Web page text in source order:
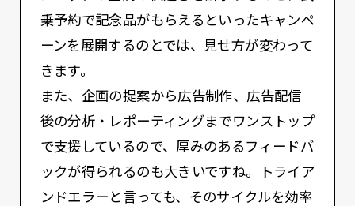
乗予約で記念品がもらえるといったキャンペ
ーンを展開するのとでは、見せ方が変わって
きます。
また、企画の提案から広告制作、広告配信
後の分析・レポーティングまでワンストップ
で支援しているので、厚みのあるフィードバ
ックが得られるのも大きいですね。トライア
ンドエラーと言っても、そのサイクルを効率